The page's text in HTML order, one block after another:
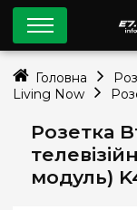
Розетка
модуль)
Головна
Living Now